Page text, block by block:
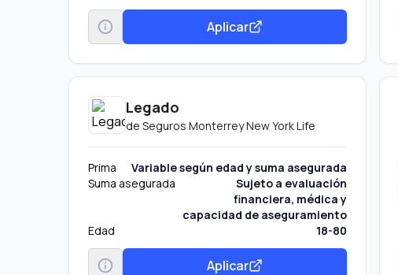
Aplicar
Legado
de Seguros Monterrey New York Life
Prima
Variable según edad y suma asegurada
Suma asegurada
Sujeto a evaluación
financiera, médica y
capacidad de aseguramiento
Edad
18-80
Aplicar